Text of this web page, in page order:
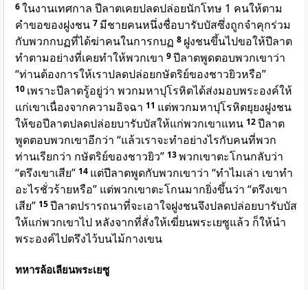
6ในงานเทศกาล ปีลาตเคยปลดปล่อยนักโทษ 1 คนให้ตาม
คำขอของฝูงชน 7 มีชายคนหนึ่งชื่อบารับบัสซึ่งถูกจำคุกร่วม
กับพวกกบฏที่ได้ฆ่าคนในการกบฏ 8 ฝูงชนขึ้นไปขอให้ปีลาต
ทำตามอย่างที่เคยทำให้พวกเขา 9ปีลาตพูดตอบพวกเขาว่า
“ท่านต้องการให้เราปลดปล่อยกษัตริย์ของชาวยิวหรือ”
10 เพราะปีลาตรู้อยู่ว่า พวกมหาปุโรหิตได้ส่งมอบพระองค์ให้
แก่เขาเนื่องจากความอิจฉา 11 แต่พวกมหาปุโรหิตยุยงฝูงชน
ให้ขอปีลาตปลดปล่อยบารับบัสให้แก่พวกเขาแทน 12ปีลาต
พูดตอบพวกเขาอีกว่า “แล้วเราจะทำอย่างไรกับคนที่พวก
ท่านเรียกว่า กษัตริย์ของชาวยิว” 13พวกเขาตะโกนกลับว่า
“ตรึงเขาเสีย” 14 แต่ปีลาตพูดกับพวกเขาว่า “ทำไมเล่า เขาทำ
อะไรชั่วร้ายหรือ” แต่พวกเขาตะโกนมากยิ่งขึ้นว่า “ตรึงเขา
เสีย” 15ปีลาตปรารถนาที่จะเอาใจฝูงชนจึงปลดปล่อยบารับบัส
ให้แก่พวกเขาไป หลังจากที่สั่งให้เฆี่ยนพระเยซูแล้ว ก็ให้นำ
พระองค์ไปตรึงไว้บนไม้กางเขน
ทหารล้อเลียนพระเยซู